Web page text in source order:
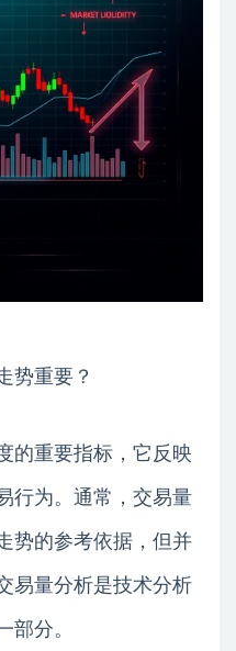
势重要？
的重要指标，它反映
行为。通常，交易量
势的参考依据，但并
易量分析是技术分析
部分。